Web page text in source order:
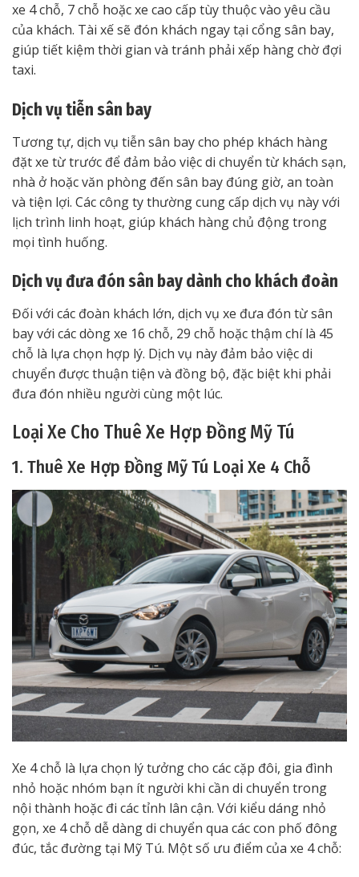
xe 4 chỗ, 7 chỗ hoặc xe cao cấp tùy thuộc vào yêu cầu
của khách. Tài xế sẽ đón khách ngay tại cổng sân bay,
giúp tiết kiệm thời gian và tránh phải xếp hàng chờ đợi
taxi.
Dịch vụ tiễn sân bay
Tương tự, dịch vụ tiễn sân bay cho phép khách hàng
đặt xe từ trước để đảm bảo việc di chuyển từ khách sạn,
nhà ở hoặc văn phòng đến sân bay đúng giờ, an toàn
và tiện lợi. Các công ty thường cung cấp dịch vụ này với
lịch trình linh hoạt, giúp khách hàng chủ động trong
mọi tình huống.
Dịch vụ đưa đón sân bay dành cho khách đoàn
Đối với các đoàn khách lớn, dịch vụ xe đưa đón từ sân
bay với các dòng xe 16 chỗ, 29 chỗ hoặc thậm chí là 45
chỗ là lựa chọn hợp lý. Dịch vụ này đảm bảo việc di
chuyển được thuận tiện và đồng bộ, đặc biệt khi phải
đưa đón nhiều người cùng một lúc.
Loại Xe Cho Thuê Xe Hợp Đồng Mỹ Tú
1. Thuê Xe Hợp Đồng Mỹ Tú Loại Xe 4 Chỗ
Xe 4 chỗ là lựa chọn lý tưởng cho các cặp đôi, gia đình
nhỏ hoặc nhóm bạn ít người khi cần di chuyển trong
nội thành hoặc đi các tỉnh lân cận. Với kiểu dáng nhỏ
gọn, xe 4 chỗ dễ dàng di chuyển qua các con phố đông
đúc, tắc đường tại Mỹ Tú. Một số ưu điểm của xe 4 chỗ: